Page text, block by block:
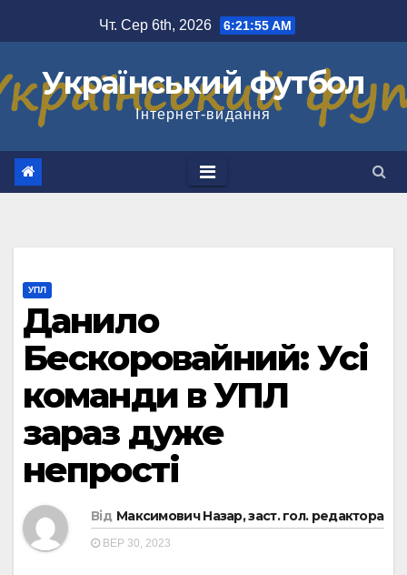
до
Чт. Сер 6th, 2026 6:21:56 AM
Український футбол
Інтернет-видання
УПЛ
Данило
Бескоровайний: Усі
команди в УПЛ
зараз дуже
непрості
Від Максимович Назар, заст. гол. редактора
ВЕР 30, 2023